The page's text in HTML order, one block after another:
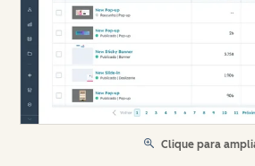
Clique para